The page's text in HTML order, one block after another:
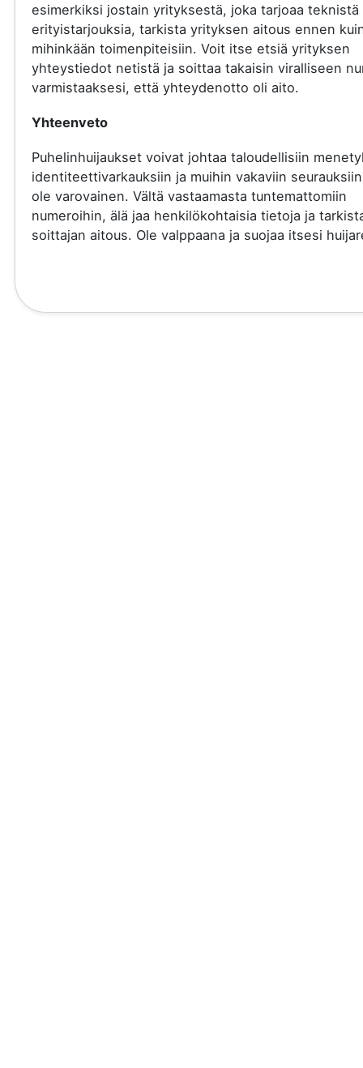
esimerkiksi jostain yrityksestä, joka tarjoaa teknistä
erityistarjouksia, tarkista yrityksen aitous ennen
mihinkään toimenpiteisiin. Voit itse etsiä yrityksen
yhteystiedot netistä ja soittaa takaisin viralliseen
varmistaaksesi, että yhteydenotto oli aito.
Yhteenveto
Puhelinhuijaukset voivat johtaa taloudellisiin
identiteettivarkauksiin ja muihin vakaviin
ole varovainen. Vältä vastaamasta tuntemattomiin
numeroihin, älä jaa henkilökohtaisia tietoja ja
soittajan aitous. Ole valppaana ja suojaa itsesi